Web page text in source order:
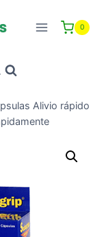
0
Alivio rápido